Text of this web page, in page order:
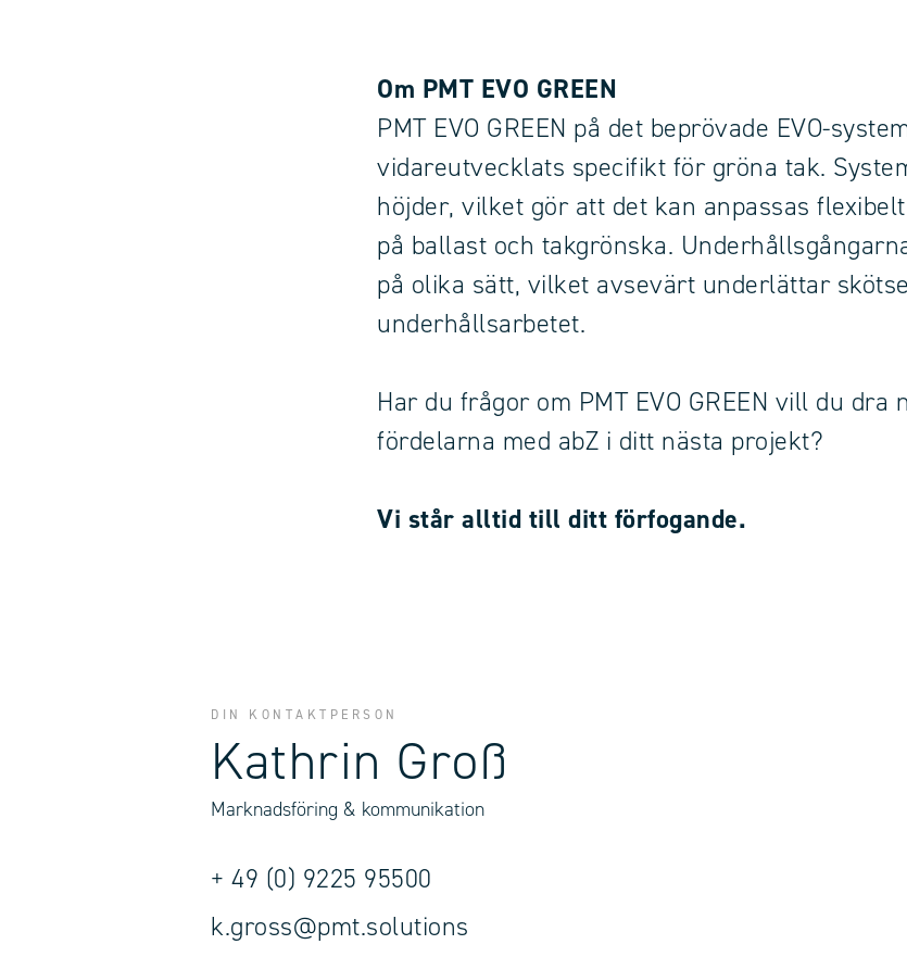
Om PMT EVO GREEN
PMT EVO GREEN på det beprövade EVO-
vidareutvecklats specifikt för gröna tak.
höjder, vilket gör att det kan anpassas
på ballast och takgrönska.
på olika sätt, vilket avsevärt underlättar
underhållsarbetet.
Har du frågor om PMT EVO GREEN vill du dra
fördelarna med abZ i ditt nästa projekt?
Vi står alltid till ditt förfogande.
DIN KONTAKTPERSON
Kathrin Groß
Marknadsföring & kommunikation
+ 49 (0) 9225 95500
k.gross@pmt.solutions